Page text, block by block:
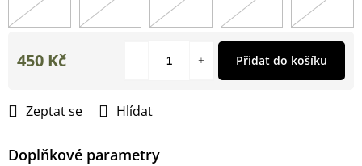
Zeptat se Hlídat
Doplňkové parametry
450 Kč Přidat do košíku